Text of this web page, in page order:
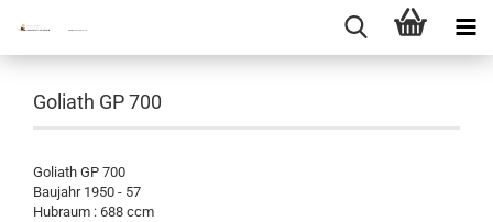
Goliath GP 700
Goliath GP 700
Baujahr 1950 - 57
Hubraum : 688 ccm